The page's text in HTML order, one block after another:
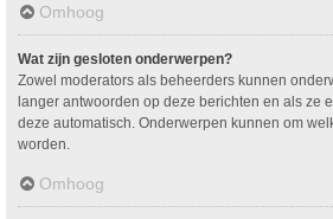
Omhoog
Wat zijn gesloten onderwerpen?
Zowel moderators als beheerders kunnen
langer antwoorden op deze berichten en als ze
deze automatisch. Onderwerpen kunnen om
worden.
Omhoog